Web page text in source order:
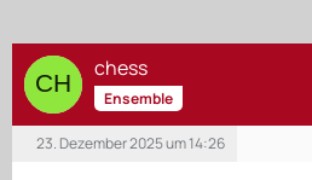
chess
Ensemble
23. Dezember 2025 um 14:26